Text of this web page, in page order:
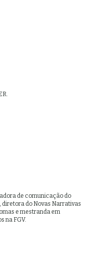
de comunicação do
diretora do Novas Narrativas
e mestranda em
na FGV.